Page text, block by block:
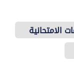
الامتحانية